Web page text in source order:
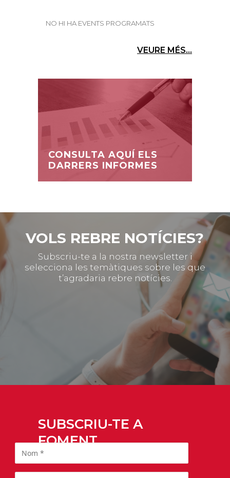
NO HI HA EVENTS PROGRAMATS
VEURE MÉS...
CONSULTA AQUÍ ELS
DARRERS INFORMES
VOLS REBRE NOTÍCIES?
Subscriu-te a la nostra newsletter i
selecciona les temàtiques sobre les que
t’agradaria rebre notícies.
SUBSCRIU-TE A
FOMENT